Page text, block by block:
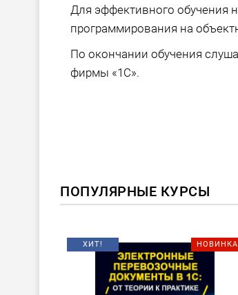
Для эффективного обучения
программирования на
По окончании обучения
фирмы «1С».
ПОПУЛЯРНЫЕ КУРСЫ
НОВИНКА